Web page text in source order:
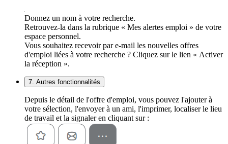
Donnez un nom à votre recherche.
Retrouvez-la dans la rubrique « Mes alertes emploi » de votre
espace personnel.
Vous souhaitez recevoir par e-mail les nouvelles offres
d'emploi liées à votre recherche ? Cliquez sur le lien « Activer
la réception ».
7. Autres fonctionnalités
Depuis le détail de l'offre d'emploi, vous pouvez l'ajouter à
votre sélection, l'envoyer à un ami, l'imprimer, localiser le lieu
de travail et la signaler en cliquant sur :